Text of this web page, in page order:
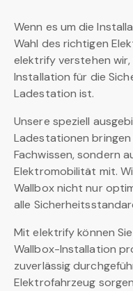
Wenn es um die
Wahl des richtigen
elektrify verstehen
Installation für die
Ladestation ist.
Unsere speziell
Ladestationen
Fachwissen, sondern
Elektromobilität mit.
Wallbox nicht nur
alle
Mit elektrify können
Wallbox-Installation
zuverlässig
Elektrofahrzeug